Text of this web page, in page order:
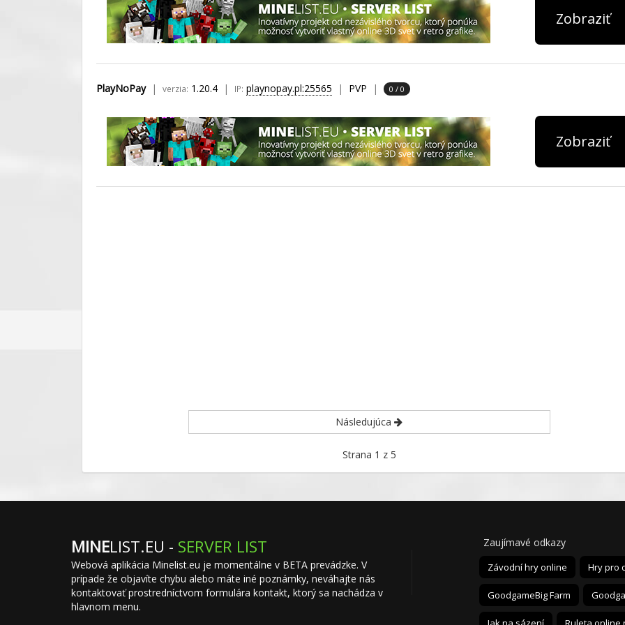
Zobraziť
PlayNoPay verzia: 1.20.4 IP: playnopay.pl:25565 PVP 0 / 0
Zobraziť
Následujúca
Strana 1 z 5
MINELIST.EU - SERVER LIST
Webová aplikácia Minelist.eu je momentálne v BETA prevádzke. V
prípade že objavíte chybu alebo máte iné poznámky, neváhajte nás
kontaktovať prostredníctvom formulára kontakt, ktorý sa nachádza v
hlavnom menu.
Zaujímavé odkazy
Závodní hry online Hry pro
GoodgameBig Farm